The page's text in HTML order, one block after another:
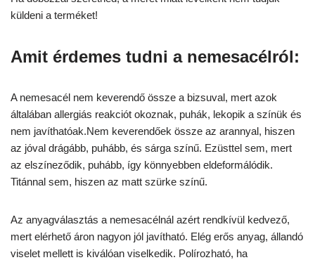
küldeni a terméket!
Amit érdemes tudni a nemesacélról:
A nemesacél nem keverendő össze a bizsuval, mert azok
általában allergiás reakciót okoznak, puhák, lekopik a színük és
nem javíthatóak.Nem keverendőek össze az arannyal, hiszen
az jóval drágább, puhább, és sárga színű. Ezüsttel sem, mert
az elszíneződik, puhább, így könnyebben eldeformálódik.
Titánnal sem, hiszen az matt szürke színű.
Az anyagválasztás a nemesacélnál azért rendkívül kedvező,
mert elérhető áron nagyon jól javítható. Elég erős anyag, állandó
viselet mellett is kiválóan viselkedik. Polírozható, ha